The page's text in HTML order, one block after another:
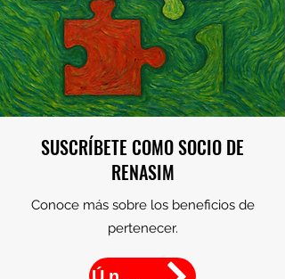
SUSCRÍBETE COMO SOCIO DE
RENASIM
Conoce más sobre los beneficios de
pertenecer.